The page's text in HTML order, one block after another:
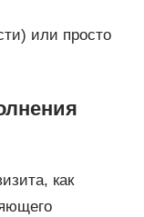
или просто
как